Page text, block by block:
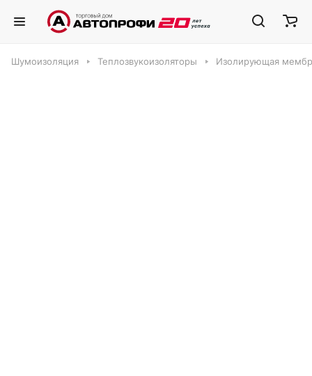
Шумоизоляция Теплозвукоизоляторы Изолирующая